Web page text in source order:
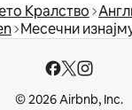
Кралство
Месечни
© 2026 Airbnb, Inc.